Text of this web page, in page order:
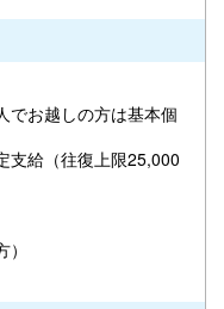
でお越しの方は基本個
支給（往復上限25,000